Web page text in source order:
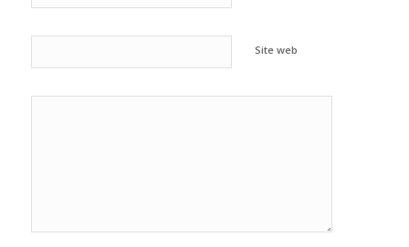
Site web